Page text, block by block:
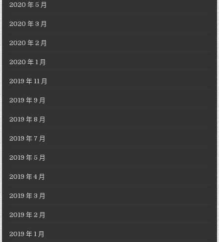
2020 年 5 月
2020 年 3 月
2020 年 2 月
2020 年 1 月
2019 年 11 月
2019 年 9 月
2019 年 8 月
2019 年 7 月
2019 年 5 月
2019 年 4 月
2019 年 3 月
2019 年 2 月
2019 年 1 月